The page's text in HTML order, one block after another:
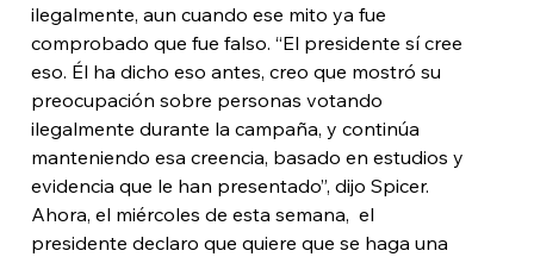
ilegalmente, aun cuando ese mito ya fue
comprobado que fue falso. “El presidente sí cree
eso. Él ha dicho eso antes, creo que mostró su
preocupación sobre personas votando
ilegalmente durante la campaña, y continúa
manteniendo esa creencia, basado en estudios y
evidencia que le han presentado”, dijo Spicer.
Ahora, el miércoles de esta semana,  el
presidente declaro que quiere que se haga una